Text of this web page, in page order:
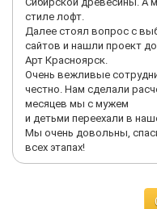
стиле лофт.
Далее стоял вопрос с
сайтов и нашли проект
Арт Красноярск.
Очень вежливые
честно. Нам сделали
месяцев мы с мужем
и детьми переехали в
Мы очень довольны,
всех этапах!